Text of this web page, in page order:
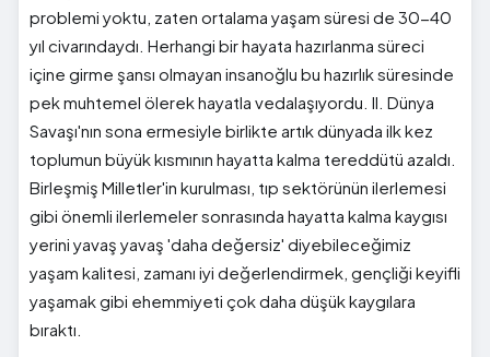
problemi yoktu, zaten ortalama yaşam süresi de 30-40
yıl civarındaydı. Herhangi bir hayata hazırlanma süreci
içine girme şansı olmayan insanoğlu bu hazırlık süresinde
pek muhtemel ölerek hayatla vedalaşıyordu. II. Dünya
Savaşı'nın sona ermesiyle birlikte artık dünyada ilk kez
toplumun büyük kısmının hayatta kalma tereddütü azaldı.
Birleşmiş Milletler'in kurulması, tıp sektörünün ilerlemesi
gibi önemli ilerlemeler sonrasında hayatta kalma kaygısı
yerini yavaş yavaş 'daha değersiz' diyebileceğimiz
yaşam kalitesi, zamanı iyi değerlendirmek, gençliği keyifli
yaşamak gibi ehemmiyeti çok daha düşük kaygılara
bıraktı.